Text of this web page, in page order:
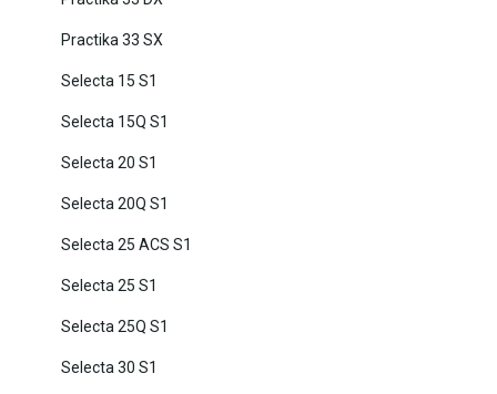
Practika 33 SX
Selecta 15 S1
Selecta 15Q S1
Selecta 20 S1
Selecta 20Q S1
Selecta 25 ACS S1
Selecta 25 S1
Selecta 25Q S1
Selecta 30 S1